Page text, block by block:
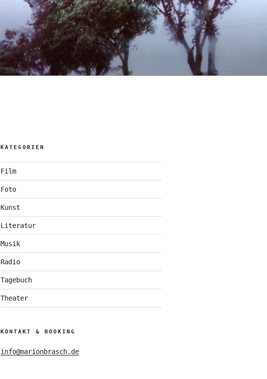
KATEGORIEN
Film
Foto
Kunst
Literatur
Musik
Radio
Tagebuch
Theater
KONTAKT & BOOKING
info@marionbrasch.de